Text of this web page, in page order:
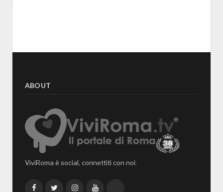
ABOUT
ViviRoma è social, connettiti con noi:
FacebookTwitterInstagramYouTube